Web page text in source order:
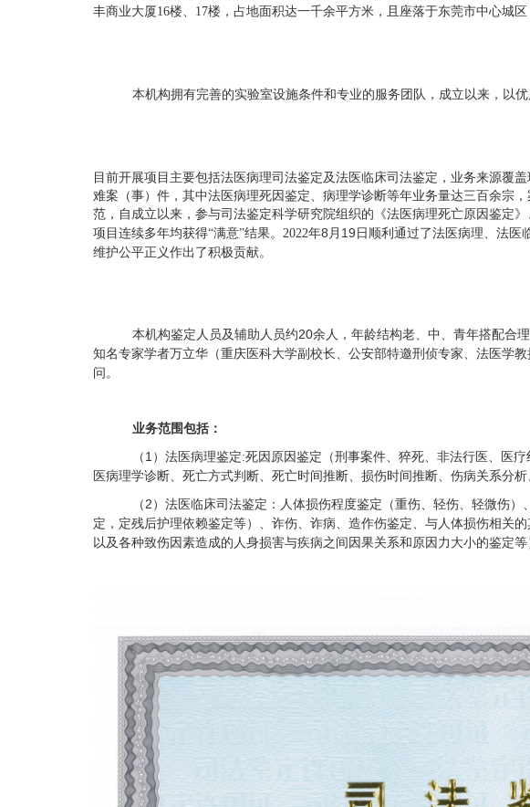
丰商业大厦16楼、17楼， 占地面积达一千余平方米，且座落于东莞市中心城
本机构拥有完善的实验室设施条件和专业的服务团队，成立以来，以
目前开展项目主要包括法医病理司法鉴定及法医临床司法鉴定，业务来源覆
难案（事）件，其中法医病理死因鉴定、病理学诊断等年业务量达三百余宗
范，自成立以来，参与司法鉴定科学研究院组织的《法医病理死亡原因鉴定》
项目连续多年均获得“满意”结果。2022年8月19日顺利通过了法医病理、法医
维护公平正义作出了积极贡献。
本机构鉴定人员及辅助人员约20余人，年龄结构老、中、青年搭配合
知名专家学者万立华（重庆医科大学副校长、公安部特邀刑侦专家、法医学
问。
业务范围包括：
（1） 法医病理鉴定:死因 原因鉴定（刑事案件、猝死、非法行医、医
医病理学诊断、死亡方式判断、死亡时间推断、损伤时间推断、伤病关系分
（2） 法医临床司法鉴定：人体损伤程度鉴定（重伤、轻伤、轻微伤
定，定残后护理依赖鉴定等）、诈伤、诈病、造作伤鉴定、与人体损伤相关
以及各种致伤因素造成的人身损害与疾病之间因果关系和原因力大小的鉴定等